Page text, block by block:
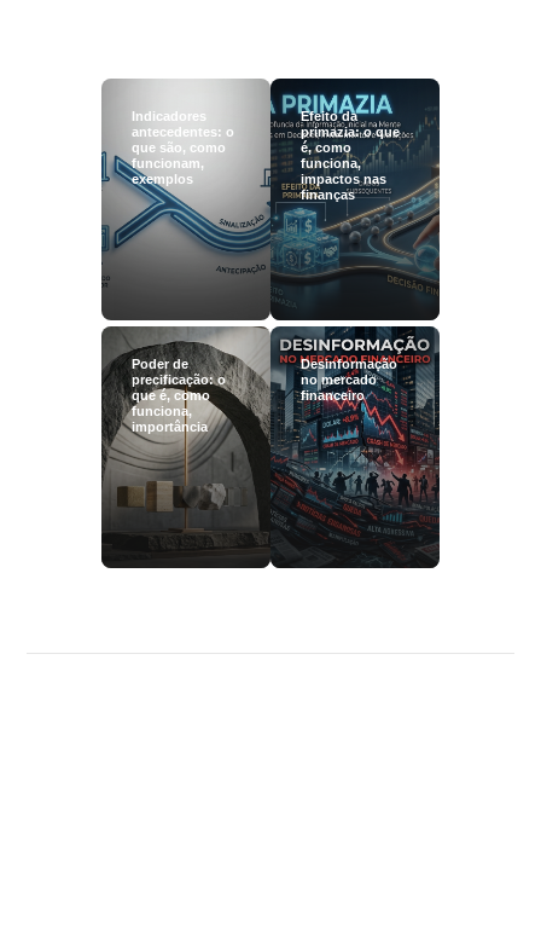
Indicadores
antecedentes: o
que são, como
funcionam,
exemplos
Efeito da
primazia: o que
é, como
funciona,
impactos nas
finanças
Poder de
precificação: o
que é, como
funciona,
importância
Desinformação
no mercado
financeiro